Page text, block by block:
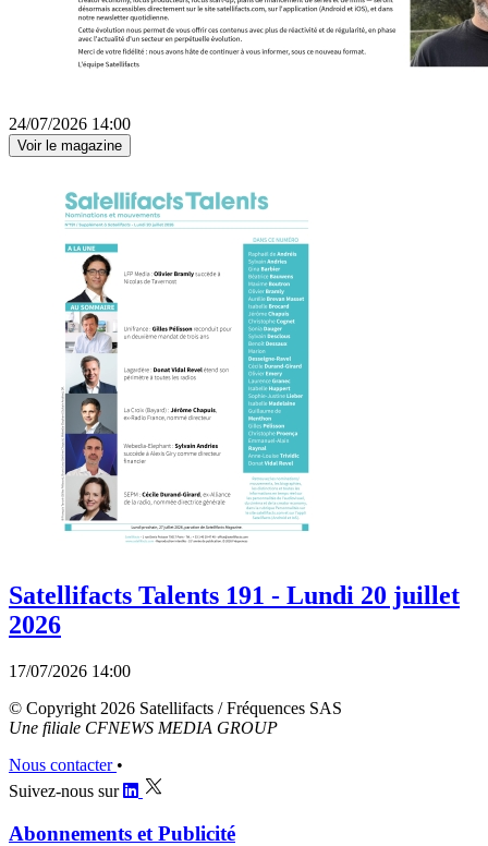
24/07/2026 14:00
Voir le magazine
Satellifacts Talents 191 - Lundi 20 juillet
2026
17/07/2026 14:00
© Copyright 2026 Satellifacts / Fréquences SAS
Une filiale CFNEWS MEDIA GROUP
Nous contacter •
Suivez-nous sur
Abonnements et Publicité